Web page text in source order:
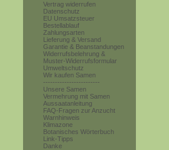
Vertrag widerrufen
Datenschutz
EU Umsatzsteuer
Bestellablauf
Zahlungsarten
Lieferung & Versand
Garantie & Beanstandungen
Widerrufsbelehrung &
Muster-Widerrufsformular
Umweltschutz
Wir kaufen Samen
------------------------
Unsere Samen
Vermehrung mit Samen
Aussaatanleitung
FAQ-Fragen zur Anzucht
Warnhinweis
Klimazone
Botanisches Wörterbuch
Link-Tipps
Danke